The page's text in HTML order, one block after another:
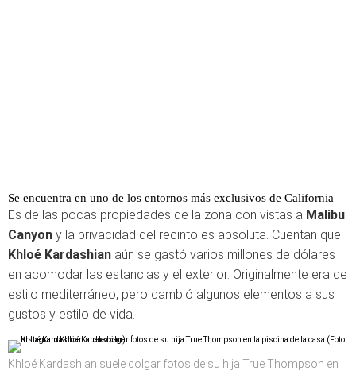
Se encuentra en uno de los entornos más exclusivos de California
Es de las pocas propiedades de la zona con vistas a Malibu
Canyon y la privacidad del recinto es absoluta. Cuentan que
Khloé Kardashian aún se gastó varios millones de dólares
en acomodar las estancias y el exterior. Originalmente era de
estilo mediterráneo, pero cambió algunos elementos a sus
gustos y estilo de vida.
Khloé Kardashian suele colgar fotos de su hija True Thompson en